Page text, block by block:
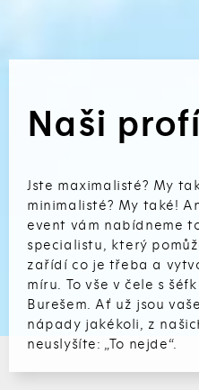
Naši
Jste maximalisté? My
minimalisté? My také!
event vám nabídneme
specialistu, který
zařídí co je třeba a
míru. To vše v čele s
Burešem. Ať už jsou
nápady jakékoli, z
neuslyšíte: „To nejde“.